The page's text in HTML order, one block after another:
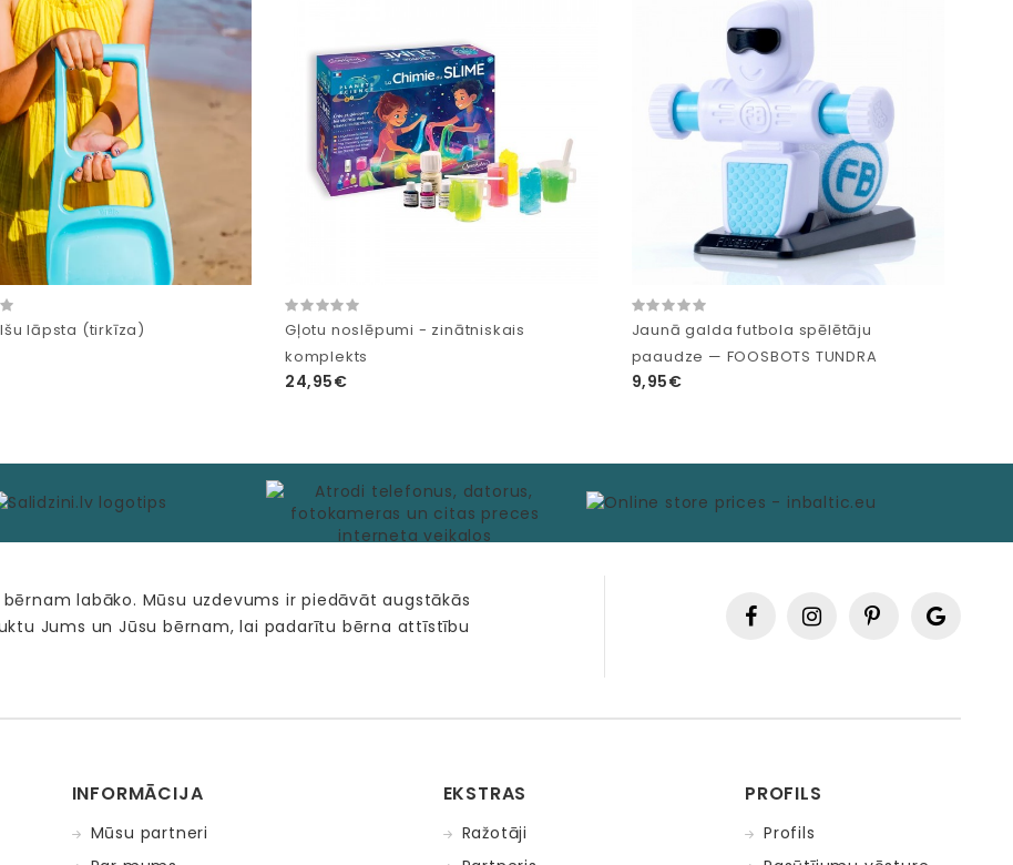
lāpsta (tirkīza)
Gļotu noslēpumi - zinātniskais
komplekts
24,95€
Jaunā galda futbola spēlētāju
paaudze — FOOSBOTS TUNDRA
9,95€
labāko. Mūsu uzdevums ir piedāvāt augstākās
Jums un Jūsu bērnam, lai padarītu bērna attīstību
INFORMĀCIJA
Mūsu partneri
EKSTRAS
Ražotāji
PROFILS
Profils